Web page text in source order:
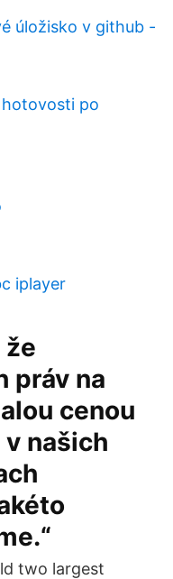
úložisko v github -
po
iplayer
že
práv na
cenou
našich
two largest